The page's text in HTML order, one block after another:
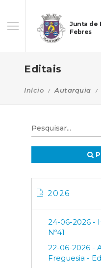
Junta de
Febres
Editais
Início Autarquia
2026
24-06-2026 -
Nº41
22-06-2026 -
Freguesia -